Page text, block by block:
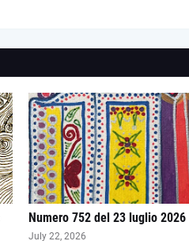
Numero 752 del 23 luglio 2026
July 22, 2026